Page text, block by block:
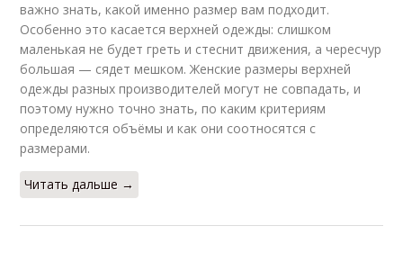
важно знать, какой именно размер вам подходит.
Особенно это касается верхней одежды: слишком
маленькая не будет греть и стеснит движения, а чересчур
большая — сядет мешком. Женские размеры верхней
одежды разных производителей могут не совпадать, и
поэтому нужно точно знать, по каким критериям
определяются объёмы и как они соотносятся с
размерами.
Читать дальше →